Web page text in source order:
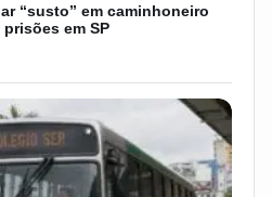
“susto” em caminhoneiro
em SP